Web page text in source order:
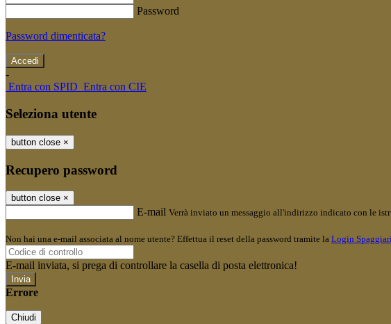
Password
Password dimenticata?
-
Entra con SPID Entra con CIE
Seleziona utente
button close ×
Recupero password
button close ×
E-mail Verrà inviato un messaggio all'indirizzo indicato con le
Non hai una e-mail associata al nome utente? Effettua il reset della password tramite la Login Spaggiari
E-mail inviata, si prega di controllare la casella di posta elettronica!
Errore
Chiudi